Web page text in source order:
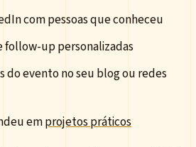
com pessoas que conheceu
follow-up personalizadas
do evento no seu blog ou redes
emprojetos práticos